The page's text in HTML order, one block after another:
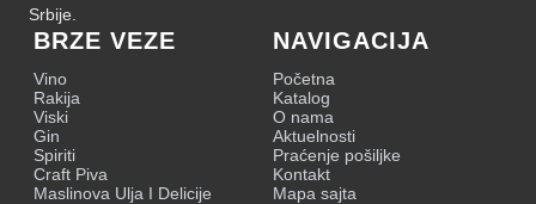
Srbije.
BRZE VEZE
Vino
Rakija
Viski
Gin
Spiriti
Craft Piva
Maslinova Ulja I Delicije
NAVIGACIJA
Početna
Katalog
O nama
Aktuelnosti
Praćenje pošiljke
Kontakt
Mapa sajta